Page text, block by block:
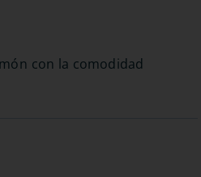
con la comodidad